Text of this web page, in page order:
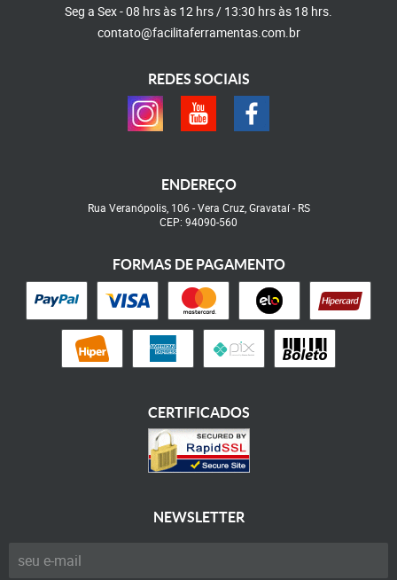
Seg a Sex - 08 hrs às 12 hrs / 13:30 hrs às 18 hrs.
contato@facilitaferramentas.com.br
REDES SOCIAIS
ENDEREÇO
Rua Veranópolis, 106 -Vera Cruz, Gravataí- RS
CEP: 94090-560
FORMAS DE PAGAMENTO
CERTIFICADOS
NEWSLETTER